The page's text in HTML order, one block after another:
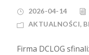
2026-04-14
AKTUALNOŚCI,
Firma DCLOG